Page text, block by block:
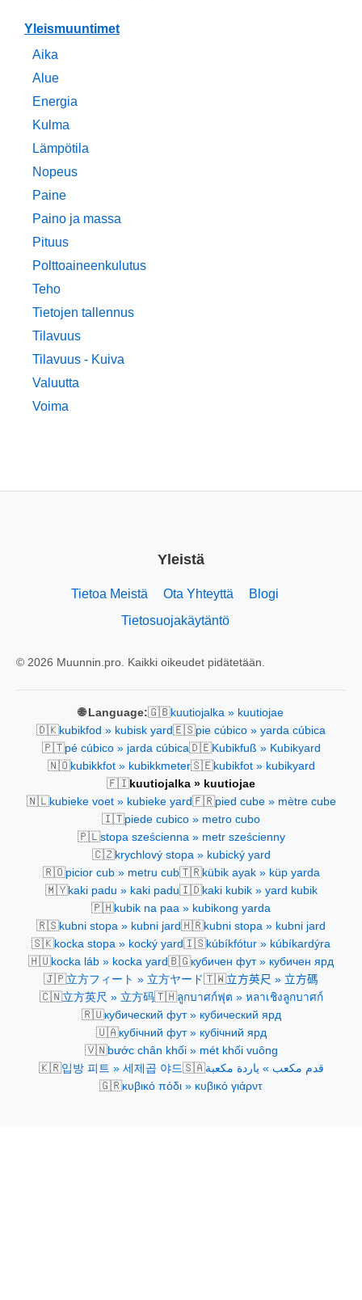
Yleismuuntimet
Aika
Alue
Energia
Kulma
Lämpötila
Nopeus
Paine
Paino ja massa
Pituus
Polttoaineenkulutus
Teho
Tietojen tallennus
Tilavuus
Tilavuus - Kuiva
Valuutta
Voima
Yleistä
Tietoa Meistä Ota Yhteyttä
Blogi
Tietosuojakäytäntö
© 2026 Muunnin.pro. Kaikki oikeudet pidätetään.
🌐 Language:🇬🇧kuutiojalka » kuutiojae
🇩🇰kubikfod » kubisk yard🇪🇸pie cúbico » yarda cúbica
🇵🇹pé cúbico » jarda cúbica🇩🇪Kubikfuß » Kubikyard
🇳🇴kubikkfot » kubikkmeter🇸🇪kubikfot » kubikyard
🇫🇮kuutiojalka » kuutiojae
🇳🇱kubieke voet » kubieke yard🇫🇷pied cube » mètre cube
🇮🇹piede cubico » metro cubo
🇵🇱stopa sześcienna » metr sześcienny
🇨🇿krychlový stopa » kubický yard
🇷🇴picior cub » metru cub🇹🇷kübik ayak » küp yarda
🇲🇾kaki padu » kaki padu🇮🇩kaki kubik » yard kubik
🇵🇭kubik na paa » kubikong yarda
🇷🇸kubni stopa » kubni jard🇭🇷kubni stopa » kubni jard
🇸🇰kocka stopa » kocký yard🇮🇸kúbíkfótur » kúbíkardýra
🇭🇺kocka láb » kocka yard🇧🇬кубичен фут » кубичен ярд
🇯🇵立方フィート » 立方ヤード🇹🇼立方英尺 » 立方碼
🇨🇳立方英尺 » 立方码🇹🇭ลูกบาศก์ฟุต » หลาเชิงลูกบาศก์
🇷🇺кубический фут » кубический ярд
🇺🇦кубічний фут » кубічний ярд
🇻🇳bước chân khối » mét khối vuông
🇰🇷입방 피트 » 세제곱 야드🇸🇦قدم مكعب » ياردة مكعبة
🇬🇷κυβικό πόδι » κυβικό γιάρντ